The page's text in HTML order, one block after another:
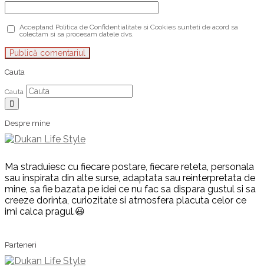
Acceptand Politica de Confidentialitate si Cookies sunteti de acord sa
colectam si sa procesam datele dvs.
Cauta
Cauta
Despre mine
Ma straduiesc cu fiecare postare, fiecare reteta, personala
sau inspirata din alte surse, adaptata sau reinterpretata de
mine, sa fie bazata pe idei ce nu fac sa dispara gustul si sa
creeze dorinta, curiozitate si atmosfera placuta celor ce
imi calca pragul.😃
Parteneri